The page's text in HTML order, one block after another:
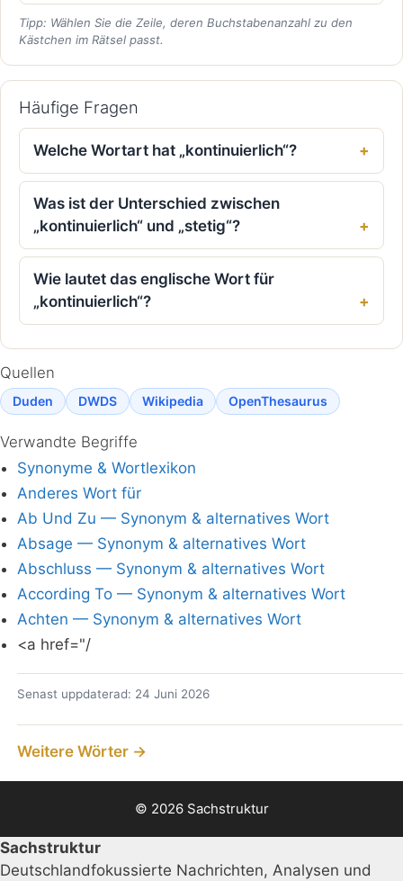
Tipp: Wählen Sie die Zeile, deren Buchstabenanzahl zu den
Kästchen im Rätsel passt.
Häufige Fragen
Welche Wortart hat „kontinuierlich“?
Was ist der Unterschied zwischen
„kontinuierlich“ und „stetig“?
Wie lautet das englische Wort für
„kontinuierlich“?
Quellen
Duden DWDS Wikipedia OpenThesaurus
Verwandte Begriffe
Synonyme & Wortlexikon
Anderes Wort für
Ab Und Zu — Synonym & alternatives Wort
Absage — Synonym & alternatives Wort
Abschluss — Synonym & alternatives Wort
According To — Synonym & alternatives Wort
Achten — Synonym & alternatives Wort
<a href="/
Senast uppdaterad: 24 Juni 2026
Weitere Wörter →
© 2026 Sachstruktur
Sachstruktur
Deutschlandfokussierte Nachrichten, Analysen und